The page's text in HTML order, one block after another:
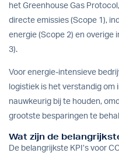
het Greenhouse Gas
directe emissies (Scope 1),
energie (Scope 2) en overige
3).
Voor energie-intensieve
logistiek is het verstandig om
nauwkeurig bij te houden,
grootste besparingen te
Wat zijn de
De belangrijkste KPI’s voor